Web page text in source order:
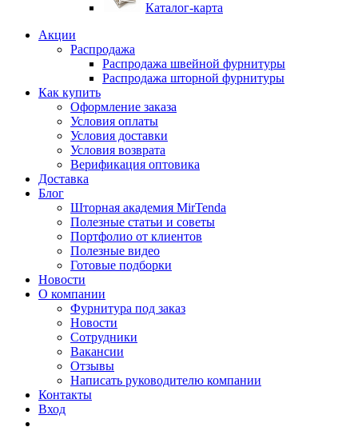
Каталог-карта
Акции
Распродажа
Распродажа швейной фурнитуры
Распродажа шторной фурнитуры
Как купить
Оформление заказа
Условия оплаты
Условия доставки
Условия возврата
Верификация оптовика
Доставка
Блог
Шторная академия MirTenda
Полезные статьи и советы
Портфолио от клиентов
Полезные видео
Готовые подборки
Новости
О компании
Фурнитура под заказ
Новости
Сотрудники
Вакансии
Отзывы
Написать руководителю компании
Контакты
Вход